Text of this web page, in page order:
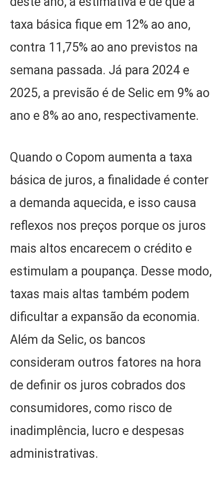
taxa básica fique em 12% ao ano,
contra 11,75% ao ano previstos na
semana passada. Já para 2024 e
2025, a previsão é de Selic em 9% ao
ano e 8% ao ano, respectivamente.
Quando o Copom aumenta a taxa
básica de juros, a finalidade é conter
a demanda aquecida, e isso causa
reflexos nos preços porque os juros
mais altos encarecem o crédito e
estimulam a poupança. Desse modo,
taxas mais altas também podem
dificultar a expansão da economia.
Além da Selic, os bancos
consideram outros fatores na hora
de definir os juros cobrados dos
consumidores, como risco de
inadimplência, lucro e despesas
administrativas.